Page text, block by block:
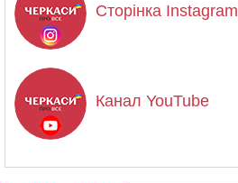
Сторінка Instagram
Канал YouTube